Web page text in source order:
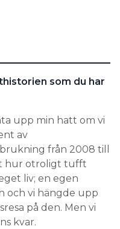
som du har
upp min hatt om vi
av
från 2008 till
hur otroligt tufft
liv; en egen
och vi hängde upp
på den. Men vi
kvar.